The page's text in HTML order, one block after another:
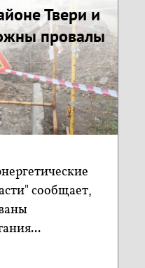
Твери и
провалы
сообщает,